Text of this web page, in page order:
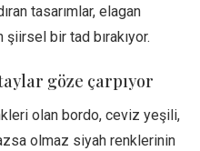
tasarımlar, elagan
bir tad bırakıyor.
göze çarpıyor
olan bordo, ceviz yeşili,
olmaz siyah renklerinin